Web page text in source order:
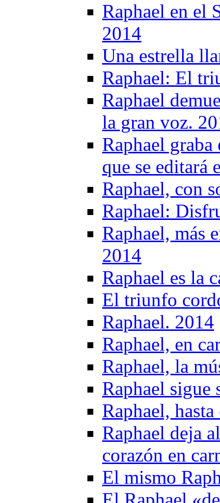
Raphael en el
2014
Una estrella
Raphael: El
Raphael
la gran voz.
Raphael
que se editará
Raphael, con
Raphael:
Raphael, más
2014
Raphael es la
El triunfo
Raphael. 2014
Raphael, en
Raphael, la
Raphael sigue
Raphael,
Raphael deja
corazón en
El mismo